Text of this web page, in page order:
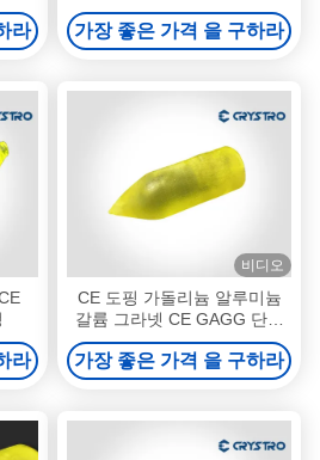
라
탈 고 광 성능
가장 좋은 가격 을 구하라
라
비디오
CE 도핑 가돌리늄 알루미늄
갈륨 그라넷 CE GAGG 단일
크리스탈
가장 좋은 가격 을 구하라